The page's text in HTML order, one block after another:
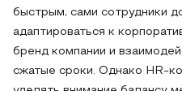
быстрым, сами сотрудники
адаптироваться к
бренд компании и
сжатые сроки. Однако HR-